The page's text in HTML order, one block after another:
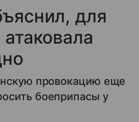
для
провокацию еще
боеприпасы у